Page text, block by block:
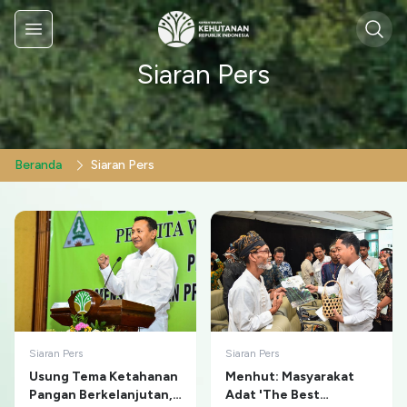
Menu
Siaran Pers
Beranda Siaran Pers
Siaran Pers
Usung Tema Ketahanan
Pangan Berkelanjutan,
Siaran Pers
Menhut: Masyarakat
Adat 'The Best